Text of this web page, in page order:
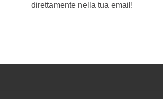
direttamente nella tua email!